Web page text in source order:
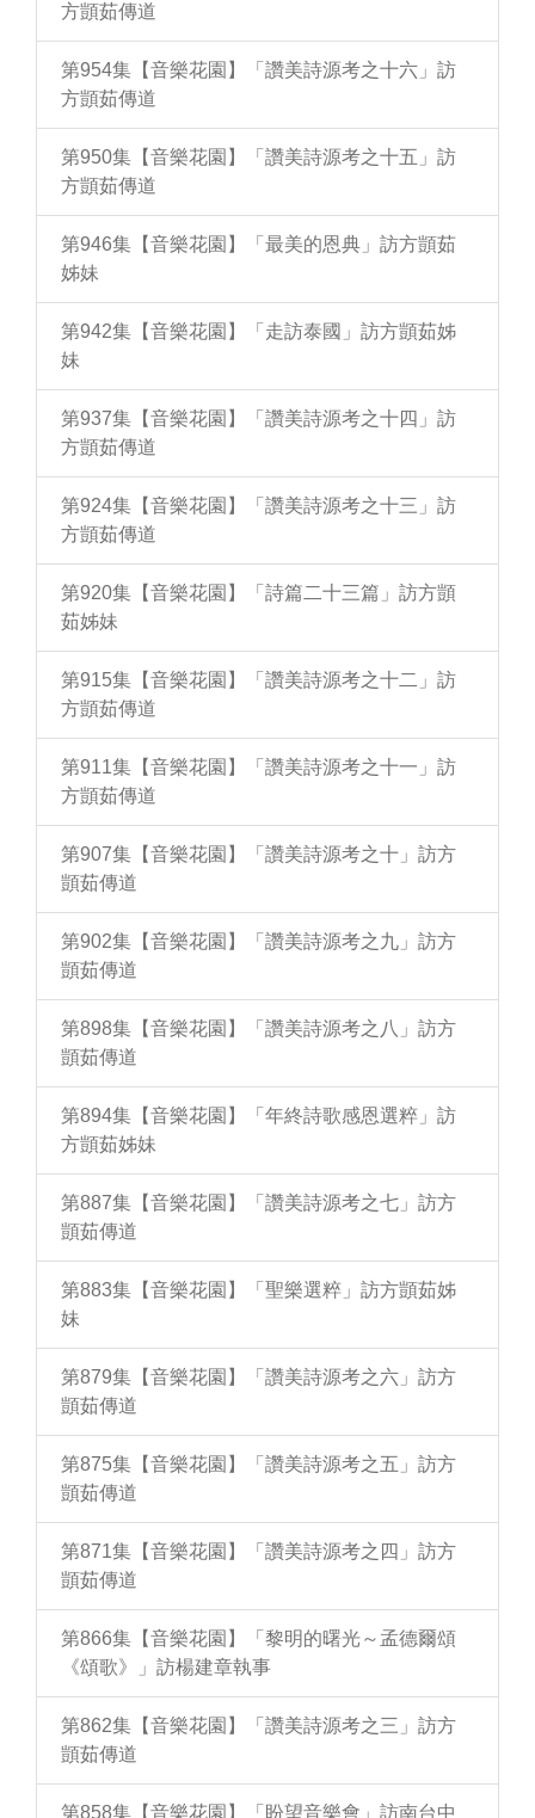
方顗茹傳道
第954集【音樂花園】「讚美詩源考之十六」訪
方顗茹傳道
第950集【音樂花園】「讚美詩源考之十五」訪
方顗茹傳道
第946集【音樂花園】「最美的恩典」訪方顗茹
姊妹
第942集【音樂花園】「走訪泰國」訪方顗茹姊
妹
第937集【音樂花園】「讚美詩源考之十四」訪
方顗茹傳道
第924集【音樂花園】「讚美詩源考之十三」訪
方顗茹傳道
第920集【音樂花園】「詩篇二十三篇」訪方顗
茹姊妹
第915集【音樂花園】「讚美詩源考之十二」訪
方顗茹傳道
第911集【音樂花園】「讚美詩源考之十一」訪
方顗茹傳道
第907集【音樂花園】「讚美詩源考之十」訪方
顗茹傳道
第902集【音樂花園】「讚美詩源考之九」訪方
顗茹傳道
第898集【音樂花園】「讚美詩源考之八」訪方
顗茹傳道
第894集【音樂花園】「年終詩歌感恩選粹」訪
方顗茹姊妹
第887集【音樂花園】「讚美詩源考之七」訪方
顗茹傳道
第883集【音樂花園】「聖樂選粹」訪方顗茹姊
妹
第879集【音樂花園】「讚美詩源考之六」訪方
顗茹傳道
第875集【音樂花園】「讚美詩源考之五」訪方
顗茹傳道
第871集【音樂花園】「讚美詩源考之四」訪方
顗茹傳道
第866集【音樂花園】「黎明的曙光～孟德爾頌
《頌歌》」訪楊建章執事
第862集【音樂花園】「讚美詩源考之三」訪方
顗茹傳道
第858集【音樂花園】「盼望音樂會」訪南台中